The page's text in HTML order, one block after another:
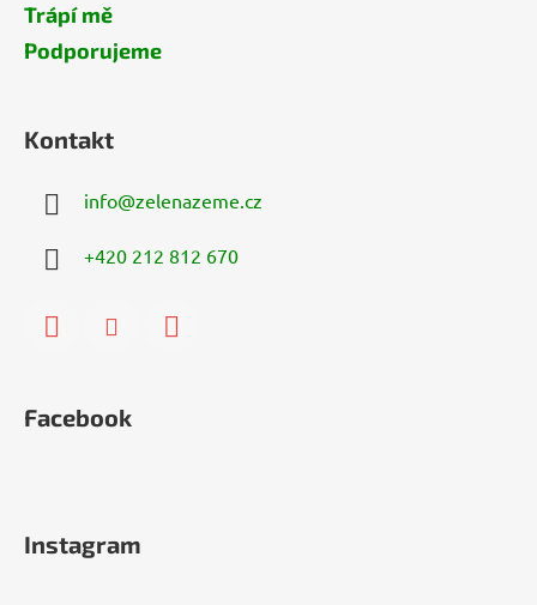
Trápí mě
Podporujeme
Kontakt
info@zelenazeme.cz
+420 212 812 670
Facebook
Instagram